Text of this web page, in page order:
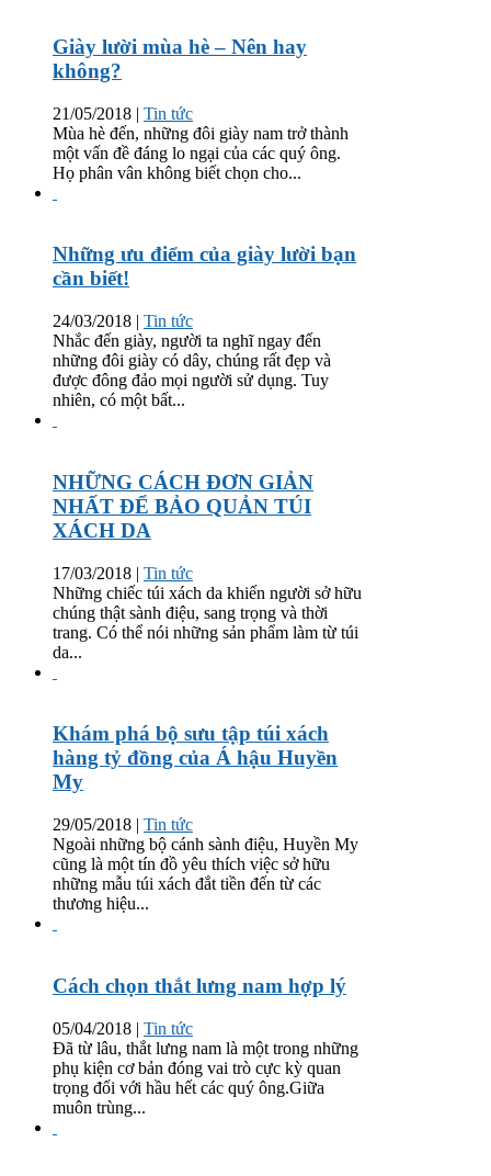
Giày lười mùa hè – Nên hay
không?
21/05/2018 | Tin tức
Mùa hè đến, những đôi giày nam trở thành
một vấn đề đáng lo ngại của các quý ông.
Họ phân vân không biết chọn cho...
Những ưu điểm của giày lười bạn
cần biết!
24/03/2018 | Tin tức
Nhắc đến giày, người ta nghĩ ngay đến
những đôi giày có dây, chúng rất đẹp và
được đông đảo mọi người sử dụng. Tuy
nhiên, có một bất...
NHỮNG CÁCH ĐƠN GIẢN
NHẤT ĐỂ BẢO QUẢN TÚI
XÁCH DA
17/03/2018 | Tin tức
Những chiếc túi xách da khiến người sở hữu
chúng thật sành điệu, sang trọng và thời
trang. Có thể nói những sản phẩm làm từ túi
da...
Khám phá bộ sưu tập túi xách
hàng tỷ đồng của Á hậu Huyền
My
29/05/2018 | Tin tức
Ngoài những bộ cánh sành điệu, Huyền My
cũng là một tín đồ yêu thích việc sở hữu
những mẫu túi xách đắt tiền đến từ các
thương hiệu...
Cách chọn thắt lưng nam hợp lý
05/04/2018 | Tin tức
Đã từ lâu, thắt lưng nam là một trong những
phụ kiện cơ bản đóng vai trò cực kỳ quan
trọng đối với hầu hết các quý ông.Giữa
muôn trùng...